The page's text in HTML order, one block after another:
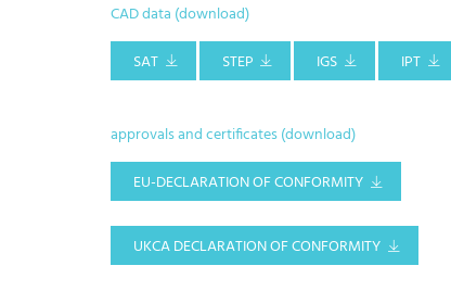
CAD data (download)
SAT
STEP IGS IPT
approvals and certificates (download)
EU-DECLARATION OF CONFORMITY
UKCA DECLARATION OF CONFORMITY